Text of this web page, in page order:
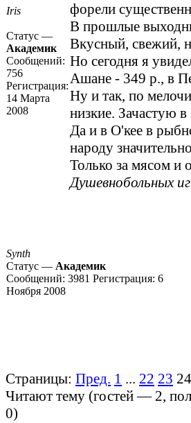
Iris
Статус —
Академик
Сообщений:
756
Регистрация:
14 Марта
2008
форели
В прошлые
Вкусный, свежий,
Но сегодня я
Ашане - 349 р., в
Ну и так, по
низкие. Зачастую
Да и в О'кее в
народу
Только за мясом и
Душевнобольных
Synth
Статус — Академик
Сообщений: 3981 Регистрация: 6
Ноября 2008
Страницы: Пред. 1 ... 22 23 24
Читают тему (гостей — 2,
0)